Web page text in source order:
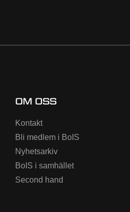
OM OSS
Kontakt
Bli medlem i BoIS
Nyhetsarkiv
BoIS i samhället
Second hand